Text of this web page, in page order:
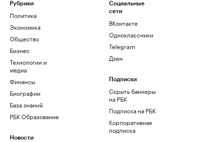
Рубрики
Политика
Экономика
Общество
Бизнес
Технологии и
медиа
Финансы
Биографии
База знаний
РБК Образование
Новости
Социальные
сети
ВКонтакте
Одноклассники
Telegram
Дзен
Подписки
Скрыть баннеры
на РБК
Подписка на РБК
Корпоративная
подписка